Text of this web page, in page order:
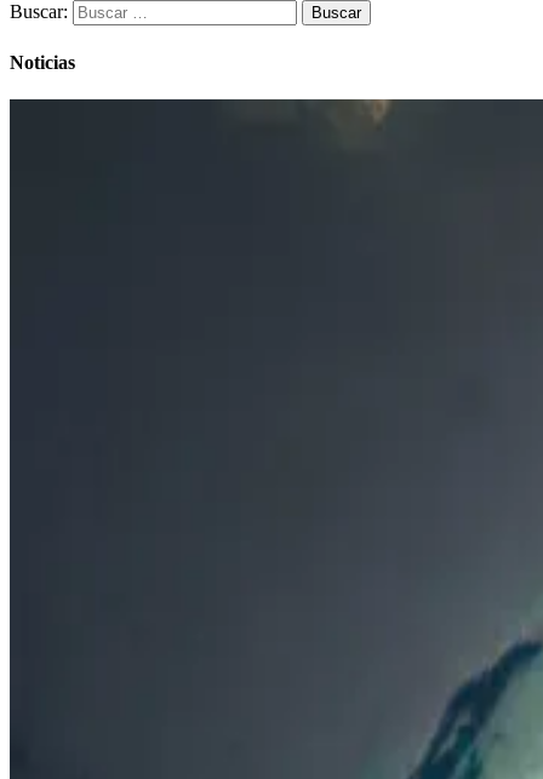
Buscar:
Noticias